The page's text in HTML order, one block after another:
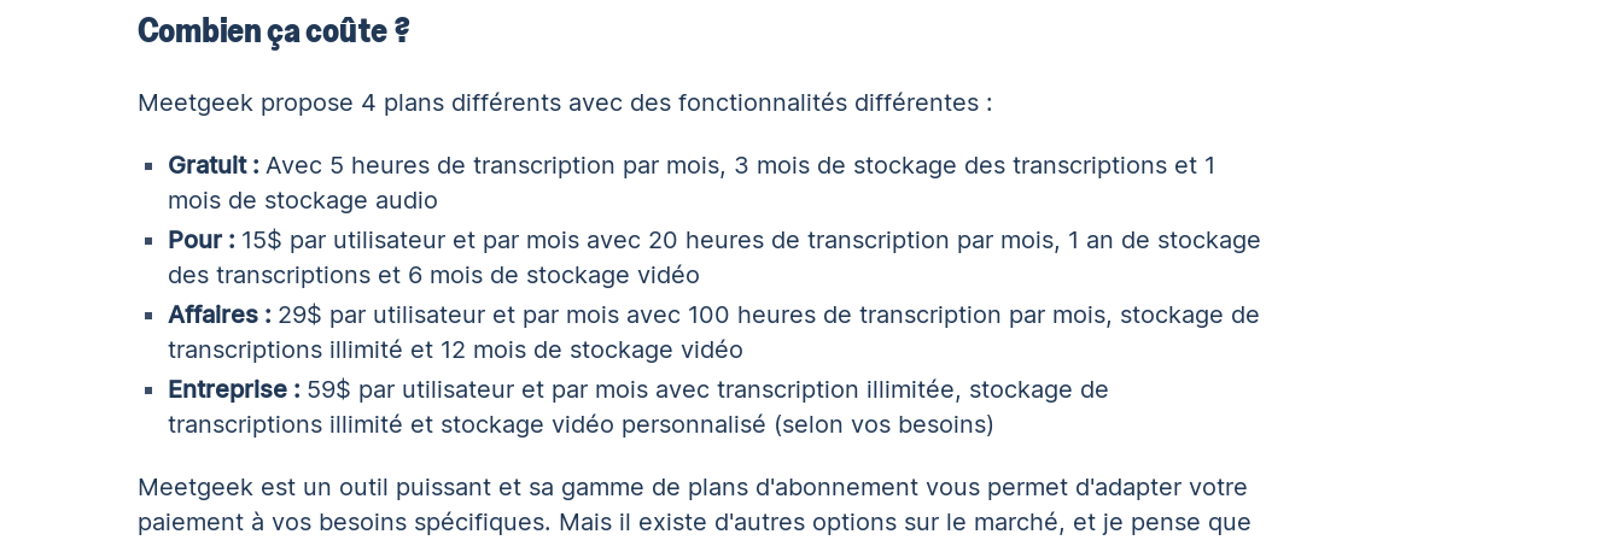
Combien ça coûte ?
Meetgeek propose 4 plans différents avec des fonctionnalités différentes :
Gratuit :Avec 5 heures de transcription par mois, 3 mois de stockage des transcriptions et 1
mois de stockage audio
Pour : 15$ par utilisateur et par mois avec 20 heures de transcription par mois, 1 an de stockage
des transcriptions et 6 mois de stockage vidéo
Affaires : 29$ par utilisateur et par mois avec 100 heures de transcription par mois, stockage de
transcriptions illimité et 12 mois de stockage vidéo
Entreprise : 59$ par utilisateur et par mois avec transcription illimitée, stockage de
transcriptions illimité et stockage vidéo personnalisé (selon vos besoins)
Meetgeek est un outil puissant et sa gamme de plans d'abonnement vous permet d'adapter votre
paiement à vos besoins spécifiques. Mais il existe d'autres options sur le marché, et je pense que